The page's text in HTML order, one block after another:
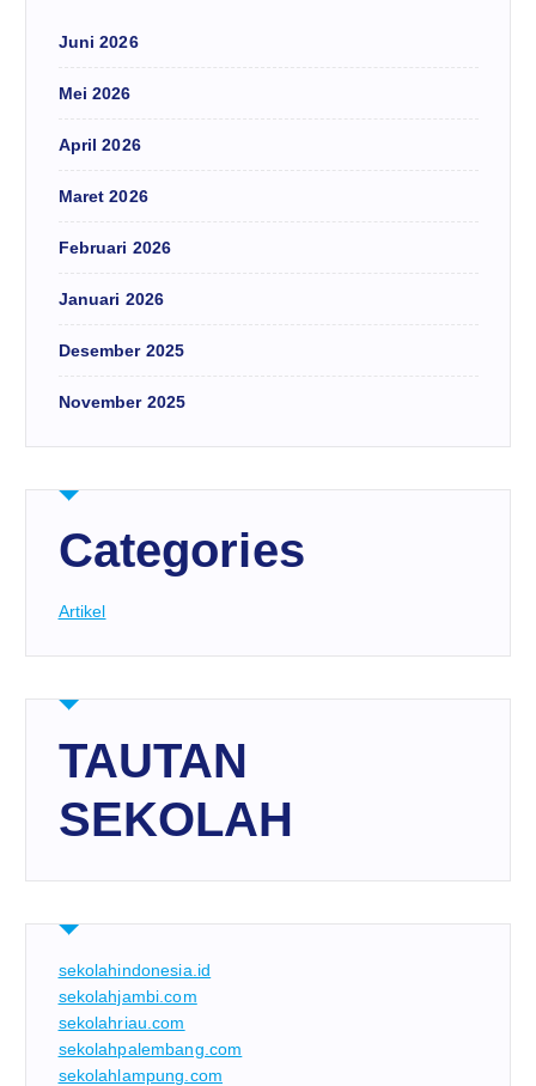
Juni 2026
Mei 2026
April 2026
Maret 2026
Februari 2026
Januari 2026
Desember 2025
November 2025
Categories
Artikel
TAUTAN
SEKOLAH
sekolahindonesia.id
sekolahjambi.com
sekolahriau.com
sekolahpalembang.com
sekolahlampung.com